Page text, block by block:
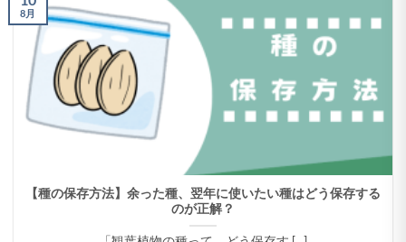
【種の保存方法】余った種、翌年に使いたい種はどう保存する
のが正解？
8月